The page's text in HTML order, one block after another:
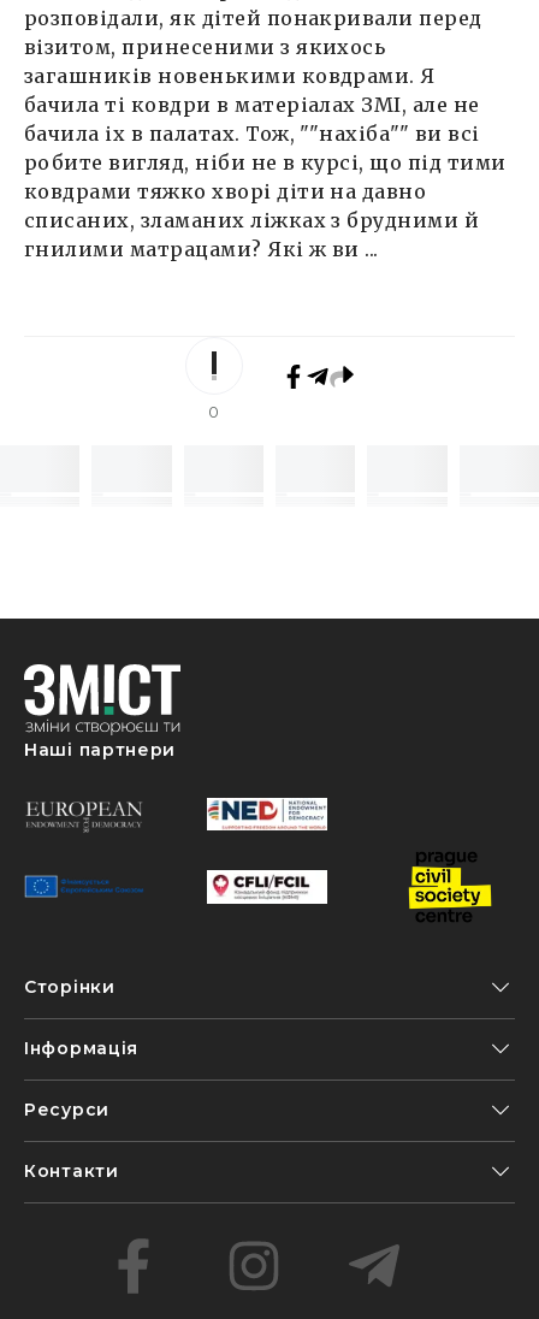
розповідали, як дітей понакривали перед
візитом, принесеними з якихось
загашників новенькими ковдрами. Я
бачила ті ковдри в матеріалах ЗМІ, але не
бачила іх в палатах. Тож, ""нахіба"" ви всі
робите вигляд, ніби не в курсі, що під тими
ковдрами тяжко хворі діти на давно
списаних, зламаних ліжках з брудними й
гнилими матрацами? Які ж ви ...
0
Наші партнери
Сторінки
Інформація
Ресурси
Контакти